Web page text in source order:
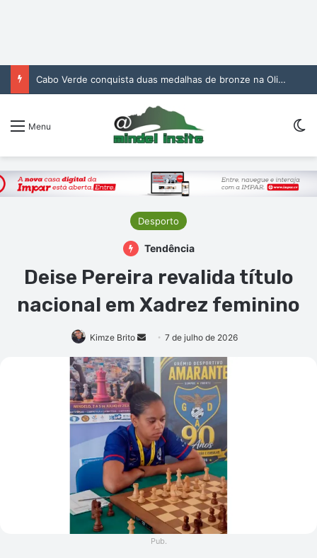
Cabo Verde conquista duas medalhas de bronze na Olimpíada Internacional de Inteligência Artificial
Menu
Desporto
Tendência
Deise Pereira revalida título
nacional em Xadrez feminino
Kimze Brito
Mande
mail
7 de julho de 2026
Pub.